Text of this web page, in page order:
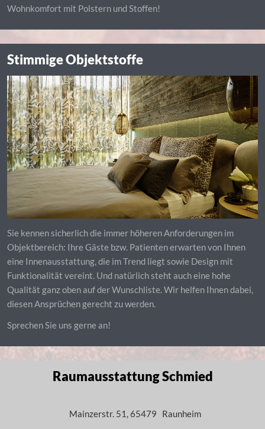
Wohnkomfort mit Polstern und Stoffen!
Stimmige Objektstoffe
Sie kennen sicherlich die immer höheren Anforderungen im
Objektbereich: Ihre Gäste bzw. Patienten erwarten von Ihnen
eine Innenausstattung, die im Trend liegt sowie Design mit
Funktionalität vereint. Und natürlich steht auch eine hohe
Qualität ganz oben auf der Wunschliste. Wir helfen Ihnen dabei,
diesen Ansprüchen gerecht zu werden.
Sprechen Sie uns gerne an!
Raumausstattung Schmied
Mainzerstr. 51, 65479
Raunheim